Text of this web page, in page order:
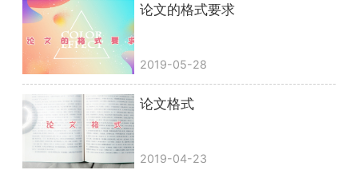
论文的格式要求
2019-05-28
论文格式
2019-04-23